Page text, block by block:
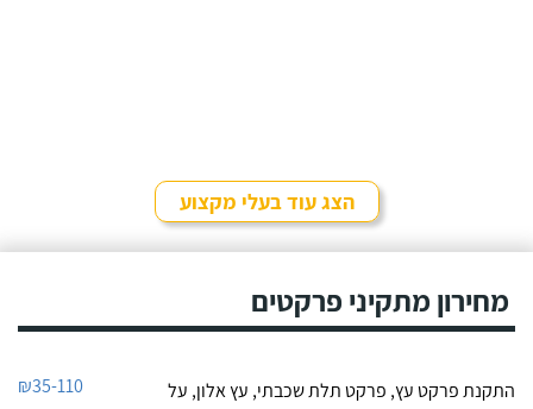
הצג עוד בעלי מקצוע
מחירון מתקיני פרקטים
התקנת פרקט עץ, פרקט תלת שכבתי, עץ אלון, על
₪35-110